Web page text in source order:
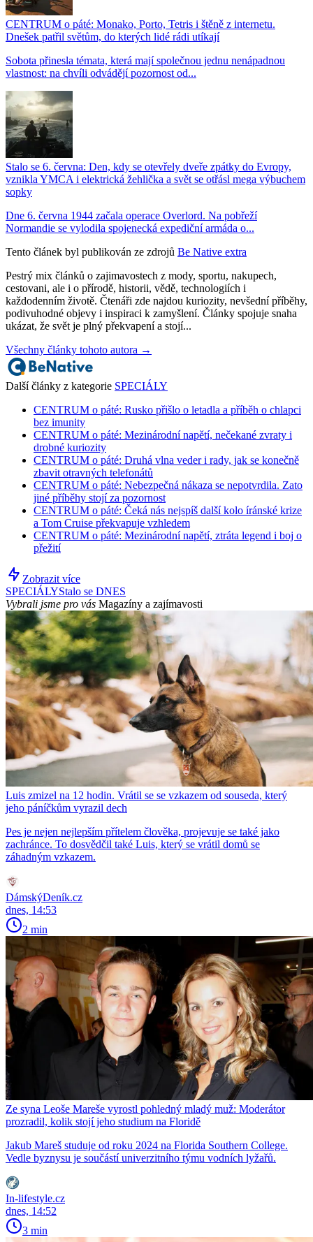
CENTRUM o páté: Monako, Porto, Tetris i štěně z internetu.
Dnešek patřil světům, do kterých lidé rádi utíkají
Sobota přinesla témata, která mají společnou jednu nenápadnou
vlastnost: na chvíli odvádějí pozornost od...
Stalo se 6. června: Den, kdy se otevřely dveře zpátky do Evropy,
vznikla YMCA i elektrická žehlička a svět se otřásl mega výbuchem
sopky
Dne 6. června 1944 začala operace Overlord. Na pobřeží
Normandie se vylodila spojenecká expediční armáda o...
Tento článek byl publikován ze zdrojů Be Native extra
Pestrý mix článků o zajimavostech z mody, sportu, nakupech,
cestovani, ale i o přírodě, historii, vědě, technologiích i
každodenním životě. Čtenáři zde najdou kuriozity, nevšední příběhy,
podivuhodné objevy i inspiraci k zamyšlení. Články spojuje snaha
ukázat, že svět je plný překvapení a stojí...
Všechny články tohoto autora →
Další články z kategorie SPECIÁLY
CENTRUM o páté: Rusko přišlo o letadla a příběh o chlapci
bez imunity
CENTRUM o páté: Mezinárodní napětí, nečekané zvraty i
drobné kuriozity
CENTRUM o páté: Druhá vlna veder i rady, jak se konečně
zbavit otravných telefonátů
CENTRUM o páté: Nebezpečná nákaza se nepotvrdila. Zato
jiné příběhy stojí za pozornost
CENTRUM o páté: Čeká nás nejspíš další kolo íránské krize
a Tom Cruise překvapuje vzhledem
CENTRUM o páté: Mezinárodní napětí, ztráta legend i boj o
přežití
Zobrazit více
SPECIÁLYStalo se DNES
Vybrali jsme pro vás Magazíny a zajímavosti
Luis zmizel na 12 hodin. Vrátil se se vzkazem od souseda, který
jeho páníčkům vyrazil dech
Pes je nejen nejlepším přítelem člověka, projevuje se také jako
zachránce. To dosvědčil také Luis, který se vrátil domů se
záhadným vzkazem.
DámskýDeník.cz
dnes, 14:53
2 min
Ze syna Leoše Mareše vyrostl pohledný mladý muž: Moderátor
prozradil, kolik stojí jeho studium na Floridě
Jakub Mareš studuje od roku 2024 na Florida Southern College.
Vedle byznysu je součástí univerzitního týmu vodních lyžařů.
In-lifestyle.cz
dnes, 14:52
3 min